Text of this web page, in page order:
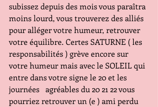
subissez depuis des mois vous paraîtra
moins lourd, vous trouverez des alliés
pour alléger votre humeur, retrouver
votre équilibre. Certes SATURNE ( les
responsabilités ) grève encore sur
votre humeur mais avec le SOLEIL qui
entre dans votre signe le 20 et les
journées   agréables du 20 21 22 vous
pourriez retrouver un (e ) ami perdu